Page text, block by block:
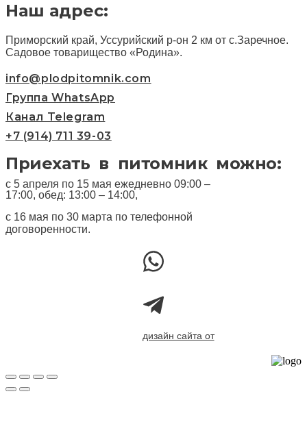
Наш адрес:
Приморский край, Уссурийский р-он 2 км от с.Заречное.
Садовое товарищество «Родина».
info@plodpitomnik.com
Группа WhatsApp
Канал Telegram
+7 (914) 711 39-03
Приехать в питомник можно:
с 5 апреля по 15 мая ежедневно 09:00 –
17:00, обед: 13:00 – 14:00,
с 16 мая по 30 марта по телефонной
договоренности.
дизайн сайта от